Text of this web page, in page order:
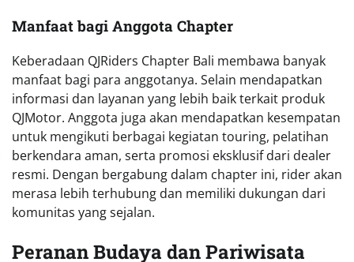
Manfaat bagi Anggota Chapter
Keberadaan QJRiders Chapter Bali membawa banyak
manfaat bagi para anggotanya. Selain mendapatkan
informasi dan layanan yang lebih baik terkait produk
QJMotor. Anggota juga akan mendapatkan kesempatan
untuk mengikuti berbagai kegiatan touring, pelatihan
berkendara aman, serta promosi eksklusif dari dealer
resmi. Dengan bergabung dalam chapter ini, rider akan
merasa lebih terhubung dan memiliki dukungan dari
komunitas yang sejalan.
Peranan Budaya dan Pariwisata